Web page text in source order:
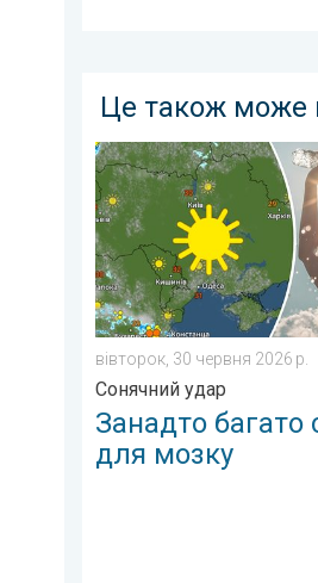
Це також може
Занадто багато сонця
вівторок, 30 червня 2026 р.
Сонячний удар
Занадто багато
для мозку